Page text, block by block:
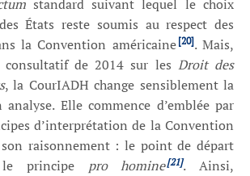
standard suivant lequel le choix
États reste soumis au respect des
la Convention américaine [20]. Mais,
consultatif de 2014 sur les Droit des
, la CourIADH change sensiblement la
Elle commence d’emblée par
d’interprétation de la Convention
raisonnement : le point de départ
principe pro homine[21]. Ainsi,